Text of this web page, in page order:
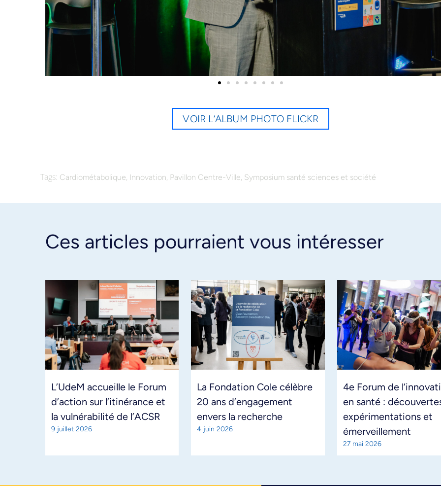
VOIR L’ALBUM PHOTO FLICKR
Tags: Cardiométabolique, Innovation, Pavillon Centre-Ville, Symposium santé sciences et société
Ces articles pourraient vous intéresser
L’UdeM accueille le Forum
d’action sur l’itinérance et
la vulnérabilité de l’ACSR
9 juillet 2026
La Fondation Cole célèbre
20 ans d’engagement
envers la recherche
4 juin 2026
4e Forum de
en santé :
expérimentations et
émerveillement
27 mai 2026